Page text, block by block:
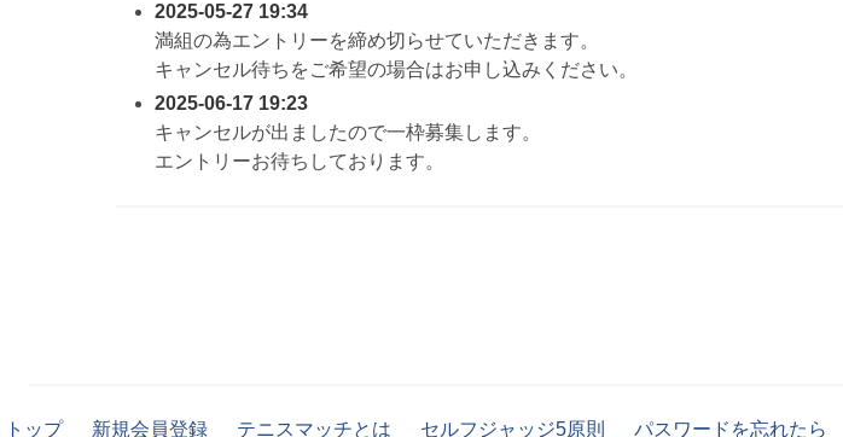
2025-05-27 19:34
満組の為エントリーを締め切らせていただきます。
キャンセル待ちをご希望の場合はお申し込みください。
2025-06-17 19:23
キャンセルが出ましたので一枠募集します。
エントリーお待ちしております。
トップ 新規会員登録 テニスマッチとは セルフジャッジ5原則 パスワードを忘れたら